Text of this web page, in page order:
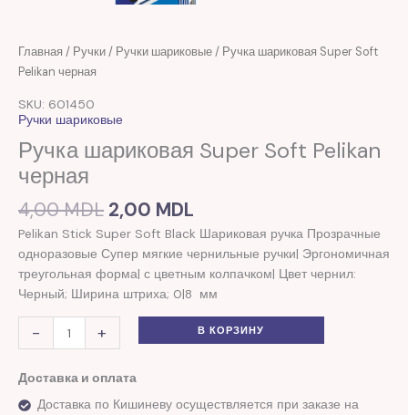
Главная / Ручки/ Ручки шариковые/ Ручка шариковая Super Soft
Pelikan черная
SKU: 601450
Ручки шариковые
Ручка шариковая Super Soft Pelikan
черная
4,00MDL
Первоначальная
2,00 MDL
Текущая
Pelikan Stick Super Soft Black Шариковая ручка Прозрачные
одноразовые Супер мягкие чернильные ручки| Эргономичная
треугольная форма| с цветным колпачком| Цвет чернил:
Черный; Ширина штриха; 0|8 мм
-
Количество
товара
шариковая
Super
Soft
Pelikan
черная
+ В КОРЗИНУ
Доставка и оплата
Доставка по Кишиневу осуществляется при заказе на